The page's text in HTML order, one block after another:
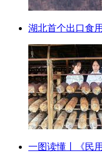
湖北首个出口食
一图读懂丨《民